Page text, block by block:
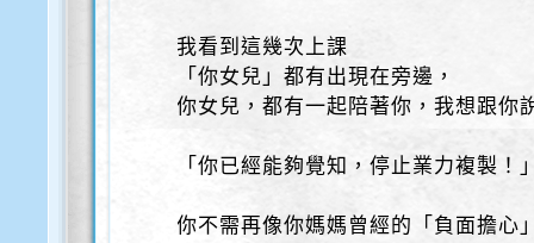
我看到這幾次上課
「你女兒」都有出現在旁邊，
你女兒，都有一起陪著你，我想跟你
「你已經能夠覺知，停止業力複製！
你不需再像你媽媽曾經的「負面擔心